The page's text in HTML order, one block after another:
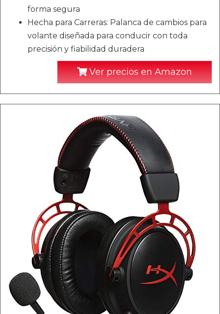
forma segura
Hecha para Carreras: Palanca de cambios para
volante diseñada para conducir con toda
precisión y fiabilidad duradera
Ver precios en Amazon